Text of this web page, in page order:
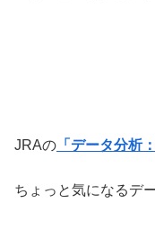
JRAの 「データ分析
ちょっと気になるデ